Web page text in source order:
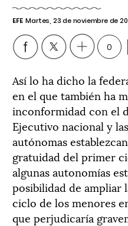
EFE Martes, 23 de noviembre de
0
Así lo ha dicho la
en el que también ha
inconformidad con el
Ejecutivo nacional y
autónomas
gratuidad del primer
algunas autonomías
posibilidad de ampliar
ciclo de los menores
que perjudicaría